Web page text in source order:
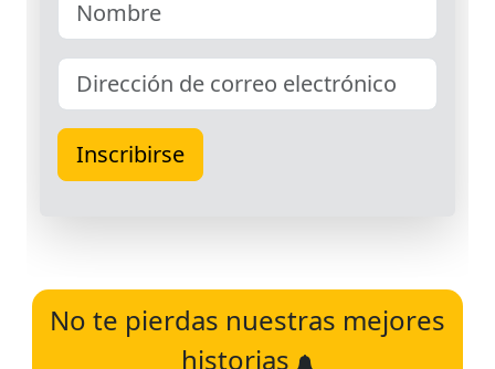
No te pierdas nuestras mejores
historias